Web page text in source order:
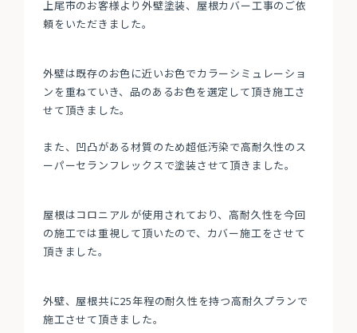
上尾市のお客様より外壁塗装、屋根カバー工事のご依
頼をいただきました。
外壁は既存のお色に近いお色でカラーシミュレーショ
ンを重ねていき、品のあるお色を選定して頂き施工さ
せて頂きました。
また、凹凸がある材質のため超低汚染で高耐久性のス
ーパーセランフレックスで塗装させて頂きました。
屋根はコロニアルが使用されており、高耐久性を今回
の施工では重視して頂いたので、カバー施工をさせて
頂きました。
外壁、屋根共に25年程の耐久性を持つ高耐久プランで
施工させて頂きました。